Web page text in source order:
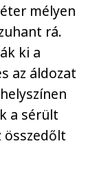
mélyen
rá.
ki a
az áldozat
a sérült